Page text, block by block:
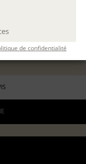
de confidentialité